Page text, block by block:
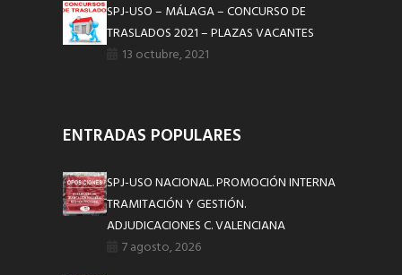
SPJ-USO – MÁLAGA – CONCURSO DE
TRASLADOS 2021 – PLAZAS VACANTES
13 octubre, 2021
ENTRADAS POPULARES
SPJ-USO NACIONAL. PROMOCIÓN INTERNA
TRAMITACIÓN Y GESTIÓN.
ADJUDICACIONES C. VALENCIANA
7 agosto, 2026